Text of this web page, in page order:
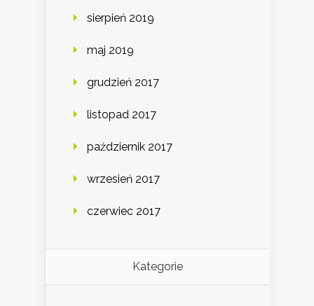
sierpień 2019
maj 2019
grudzień 2017
listopad 2017
październik 2017
wrzesień 2017
czerwiec 2017
Kategorie